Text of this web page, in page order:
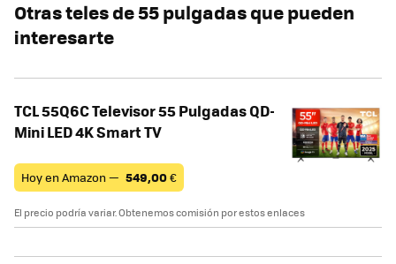
Otras teles de 55 pulgadas que pueden
interesarte
TCL 55Q6C Televisor 55 Pulgadas QD-
Mini LED 4K Smart TV
Hoy en Amazon — 549,00€
El precio podría variar. Obtenemos comisión por estos enlaces